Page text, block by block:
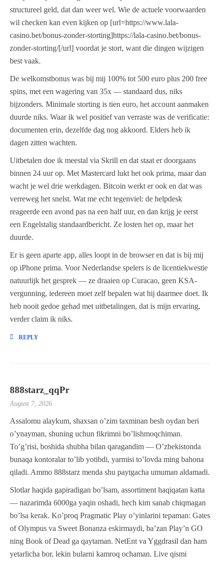
structureel geld, dat dan weer wel. Wie de actuele voorwaarden
wil checken kan even kijken op [url=https://www.lala-
casino.bet/bonus-zonder-storting]https://lala-casino.bet/bonus-
zonder-storting/[/url] voordat je stort, want die dingen wijzigen
best vaak.
De welkomstbonus was bij mij 100% tot 500 euro plus 200 free
spins, met een wagering van 35x — standaard dus, niks
bijzonders. Minimale storting is tien euro, het account aanmaken
duurde niks. Waar ik wel positief van verraste was de verificatie:
documenten erin, dezelfde dag nog akkoord. Elders heb ik
dagen zitten wachten.
Uitbetalen doe ik meestal via Skrill en dat staat er doorgaans
binnen 24 uur op. Met Mastercard lukt het ook prima, maar dan
wacht je wel drie werkdagen. Bitcoin werkt er ook en dat was
verreweg het snelst. Wat me echt tegenviel: de helpdesk
reageerde een avond pas na een half uur, en dan krijg je eerst
een Engelstalig standaardbericht. Ze losten het op, maar het
duurde.
Er is geen aparte app, alles loopt in de browser en dat is bij mij
op iPhone prima. Voor Nederlandse spelers is de licentiekwestie
natuurlijk het gesprek — ze draaien op Curacao, geen KSA-
vergunning, iedereen moet zelf bepalen wat hij daarmee doet. Ik
heb nooit gedoe gehad met uitbetalingen, dat is mijn ervaring,
verder claim ik niks.
REPLY
888starz_qqPr
August 7, 2026
Assalomu alaykum, shaxsan o’zim taxminan besh oydan beri
o’ynayman, shuning uchun fikrimni bo’lishmoqchiman.
To’g’risi, boshida shubha bilan qaragandim — O’zbekistonda
bunaqa kontoralar to’lib yotibdi, yarmisi to’lovda ming bahona
qiladi. Ammo 888starz menda shu paytgacha umuman aldamadi.
Slotlar haqida gapiradigan bo’lsam, assortiment haqiqatan katta
— nazarimda 6000ga yaqin oshadi, hech kim sanab chiqmagan
bo’lsa kerak. Ko’proq Pragmatic Play o’yinlarini tepaman: Gates
of Olympus va Sweet Bonanza eskirmaydi, ba’zan Play’n GO
ning Book of Dead ga qaytaman. NetEnt va Yggdrasil dan ham
yetarlicha bor, lekin bularni kamroq ochaman. Live qismi